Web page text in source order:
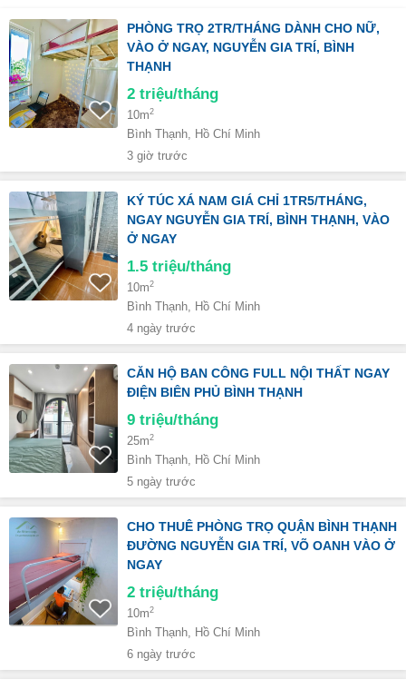
PHÒNG TRỌ 2TR/THÁNG DÀNH CHO NỮ,
VÀO Ở NGAY, NGUYỄN GIA TRÍ, BÌNH
THẠNH
2 triệu/tháng
10m2
Bình Thạnh, Hồ Chí Minh
3 giờ trước
KÝ TÚC XÁ NAM GIÁ CHỈ 1TR5/THÁNG,
NGAY NGUYỄN GIA TRÍ, BÌNH THẠNH, VÀO
Ở NGAY
1.5 triệu/tháng
10m2
Bình Thạnh, Hồ Chí Minh
4 ngày trước
CĂN HỘ BAN CÔNG FULL NỘI THẤT NGAY
ĐIỆN BIÊN PHỦ BÌNH THẠNH
9 triệu/tháng
25m2
Bình Thạnh, Hồ Chí Minh
5 ngày trước
CHO THUÊ PHÒNG TRỌ QUẬN BÌNH THẠNH
ĐƯỜNG NGUYỄN GIA TRÍ, VÕ OANH VÀO Ở
NGAY
2 triệu/tháng
10m2
Bình Thạnh, Hồ Chí Minh
6 ngày trước